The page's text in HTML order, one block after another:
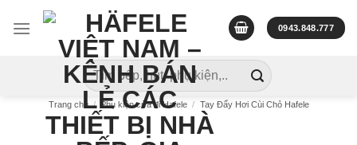
0943.848.777
Tìm
kiếm:
Trang chủ / Phụ kiện cửa đi Hafele / Tay Đẩy Hơi Cùi Chỏ Hafele